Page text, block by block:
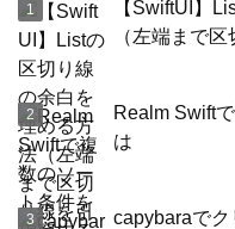
【SwiftUI】
（左端まで
Realm Swift
は
capybaraで